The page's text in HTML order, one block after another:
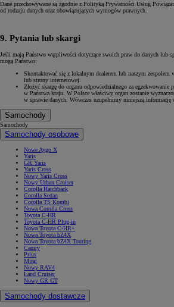
Dane przechowywane są zgodnie z Polityką Prywatności Usług
od rodzaju danych oraz obowiązujących wymogów prawnych.
9. Pytania lub skargi
Jeśli mają Państwo wątpliwości dotyczące swoich praw do danych lub
mogą Państwo:
Skontaktować się z lokalnym dealerem lub naszym zespołem
lub strony internetowej.
Złożyć skargę do organu odpowiedzialnego za egzekwowanie
w Państwa kraju. W Polsce właściwy organ zostanie
w sprawie danych. Wówczas uzupełnimy niniejszą informację
Samochody
Samochody
Samochody osobowe
Nowe Aygo X
Yaris
GR Yaris
Yaris Cross
Nowy Yaris Cross
Nowy Urban Cruiser
Corolla Hatchback
Corolla Sedan
Corolla TS Kombi
Nowa Corolla Cross
Toyota C-HR
Toyota C-HR Plug-in
Nowa Toyota C-HR+
Nowa Toyota bZ4X
Nowa Toyota bZ4X Touring
Camry
Prius
Mirai
Nowy RAV4
Land Cruiser
Nowy GR GT
Samochody dostawcze